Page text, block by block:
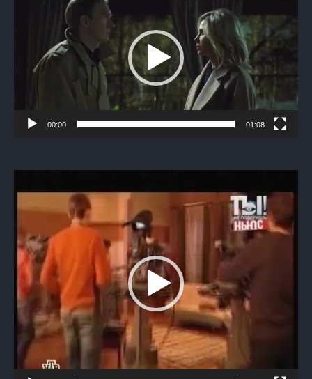
00:00 01:08